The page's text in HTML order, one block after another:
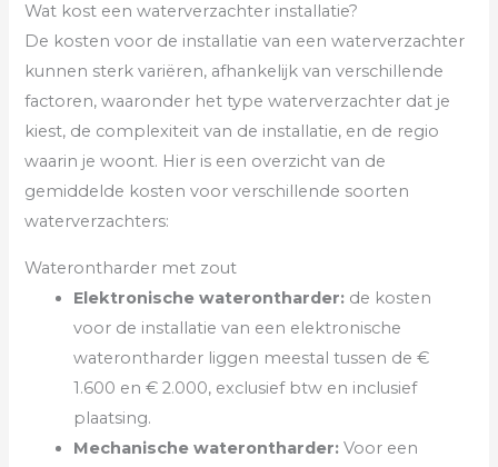
Wat kost een waterverzachter installatie?
De kosten voor de installatie van een waterverzachter
kunnen sterk variëren, afhankelijk van verschillende
factoren, waaronder het type waterverzachter dat je
kiest, de complexiteit van de installatie, en de regio
waarin je woont. Hier is een overzicht van de
gemiddelde kosten voor verschillende soorten
waterverzachters:
Waterontharder met zout
Elektronische waterontharder: de kosten
voor de installatie van een elektronische
waterontharder liggen meestal tussen de €
1.600 en € 2.000, exclusief btw en inclusief
plaatsing.
Mechanische waterontharder: Voor een